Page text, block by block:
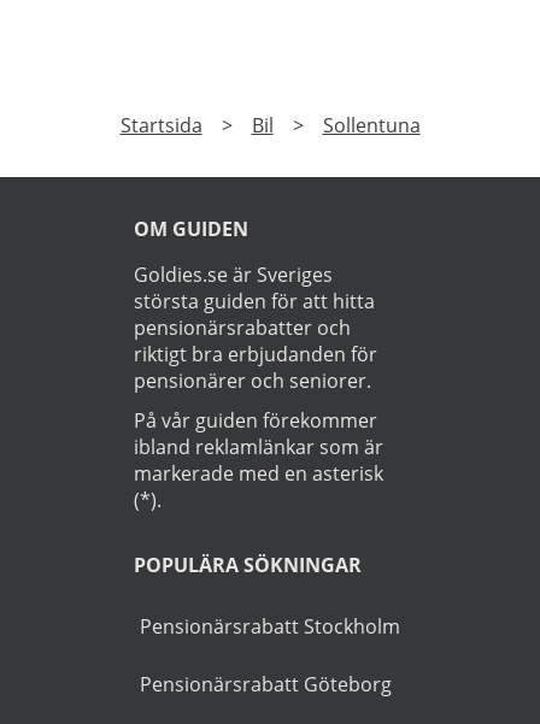
Prenumerera på vårt nyhetsbrev och få exklusiv
Läs Integritetspolicy
Startsida
OM GUIDEN
största guiden för att hitta
riktigt bra erbjudanden för
På vår guiden förekommer